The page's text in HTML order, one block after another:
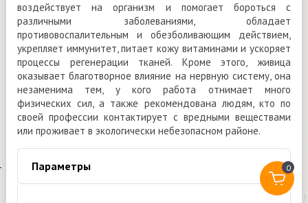
воздействует на организм и помогает бороться с
различными заболеваниями, обладает
противовоспалительным и обезболивающим действием,
укрепляет иммунитет, питает кожу витаминами и ускоряет
процессы регенерации тканей. Кроме этого, живица
оказывает благотворное влияние на нервную систему, она
незаменима тем, у кого работа отнимает много
физических сил, а также рекомендована людям, кто по
своей профессии контактирует с вредными веществами
или проживает в экологически небезопасном районе.
Параметры 0